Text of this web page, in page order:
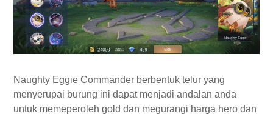
Naughty Eggie Commander berbentuk telur yang
menyerupai burung ini dapat menjadi andalan anda
untuk memeperoleh gold dan megurangi harga hero dan